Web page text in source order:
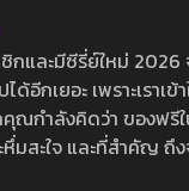
กและมีซีรี่ย์ใหม่
ได้อีกเยอะ เพราะเร
ณกำลังคิดว่า ของฟ
หึ่มสะใจ และที่สำคัญ